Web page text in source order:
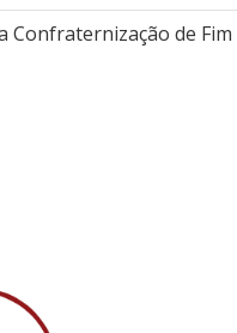
Confraternização de Fim